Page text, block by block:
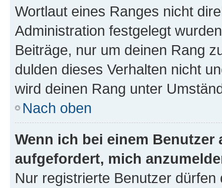
Wortlaut eines Ranges nicht
Administration festgelegt
Beiträge, nur um deinen Rang
dulden dieses Verhalten nicht
wird deinen Rang unter
Nach oben
Wenn ich bei einem
aufgefordert, mich
Nur registrierte Benutzer